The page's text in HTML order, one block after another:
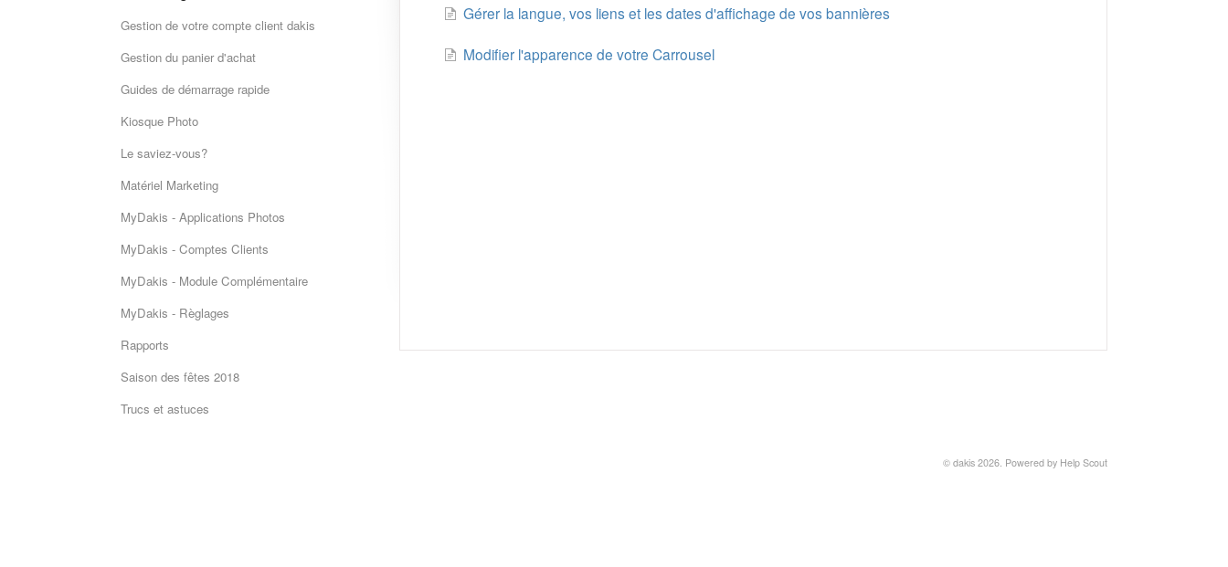
Gérer la langue, vos liens et les dates d'affichage de vos bannières
Modifier l'apparence de votre Carrousel
Gestion de votre compte client dakis
Gestion du panier d'achat
Guides de démarrage rapide
Kiosque Photo
Le saviez-vous?
Matériel Marketing
MyDakis - Applications Photos
MyDakis - Comptes Clients
MyDakis - Module Complémentaire
MyDakis - Règlages
Rapports
Saison des fêtes 2018
Trucs et astuces
© dakis 2026. Powered by Help Scout